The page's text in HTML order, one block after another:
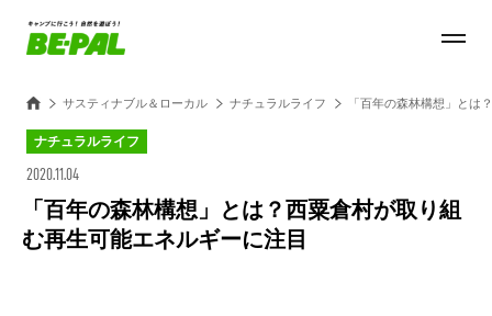
サスティナブル＆ローカル ナチュラルライフ 「百年の森林構想」とは
ナチュラルライフ
2020.11.04
「百年の森林構想」とは？西粟倉村が取り組
む再生可能エネルギーに注目